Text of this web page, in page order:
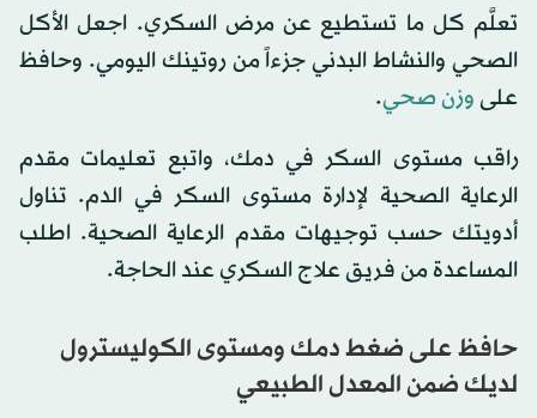
تعلَّم كل ما تستطيع عن مرض السكري. اجعل الأكل
الصحي والنشاط البدني جزءاً من روتينك اليومي. وحافظ
علىوزن صحي.
راقب مستوى السكر في دمك، واتبع تعليمات مقدم
الرعاية الصحية لإدارة مستوى السكر في الدم. تناول
أدويتك حسب توجيهات مقدم الرعاية الصحية. اطلب
المساعدة من فريق علاج السكري عند الحاجة.
حافظ على ضغط دمك ومستوى الكوليسترول
لديك ضمن المعدل الطبيعي